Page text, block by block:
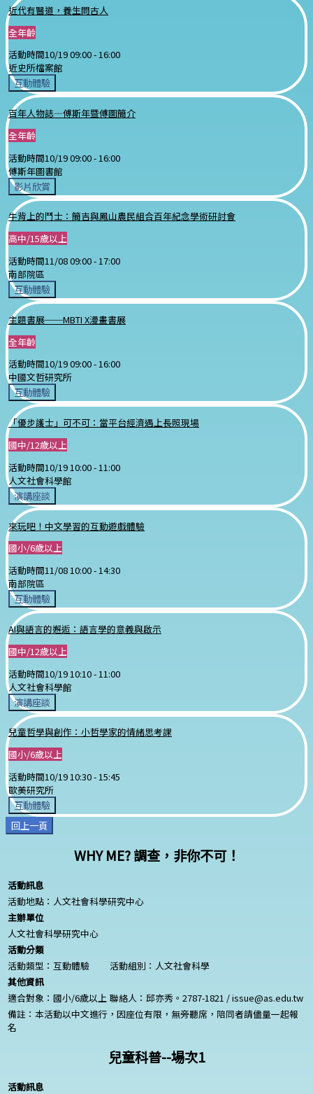
近代有醫道，養生問古人
全年齡
活動時間10/19 09:00 -16:00
近史所檔案館
互動體驗
百年人物誌—傅斯年暨傅圖簡介
全年齡
活動時間10/19 09:00 - 16:00
傅斯年圖書館
影片欣賞
牛背上的鬥士：簡吉與鳳山農民組合百年紀念學術研討會
高中/15歲以上
活動時間11/08 09:00 -17:00
南部院區
互動體驗
主題書展──MBTI X漫畫書展
全年齡
活動時間10/19 09:00 -16:00
中國文哲研究所
互動體驗
「優步護士」可不可：當平台經濟遇上長照現場
國中/12歲以上
活動時間10/19 10:00 -11:00
人文社會科學館
演講座談
來玩吧！中文學習的互動遊戲體驗
國小/6歲以上
活動時間11/08 10:00 -14:30
南部院區
互動體驗
AI與語言的邂逅：語言學的意義與啟示
國中/12歲以上
活動時間10/19 10:10 - 11:00
人文社會科學館
演講座談
兒童哲學與創作：小哲學家的情緒思考課
國小/6歲以上
活動時間10/19 10:30 -15:45
歐美研究所
互動體驗
回上一頁
WHY ME? 調查，非你不可！
活動訊息
活動地點：人文社會科學研究中心
主辦單位
人文社會科學研究中心
活動分類
活動類型：互動體驗
活動組別：人文社會科學
其他資訊
適合對象：國小/6歲以上 聯絡人：邱亦秀。2787-1821 / issue@as.edu.tw
備註：本活動以中文進行，因座位有限，無旁聽席，陪同者請儘量一起報
名
兒童科普--場次1
活動訊息